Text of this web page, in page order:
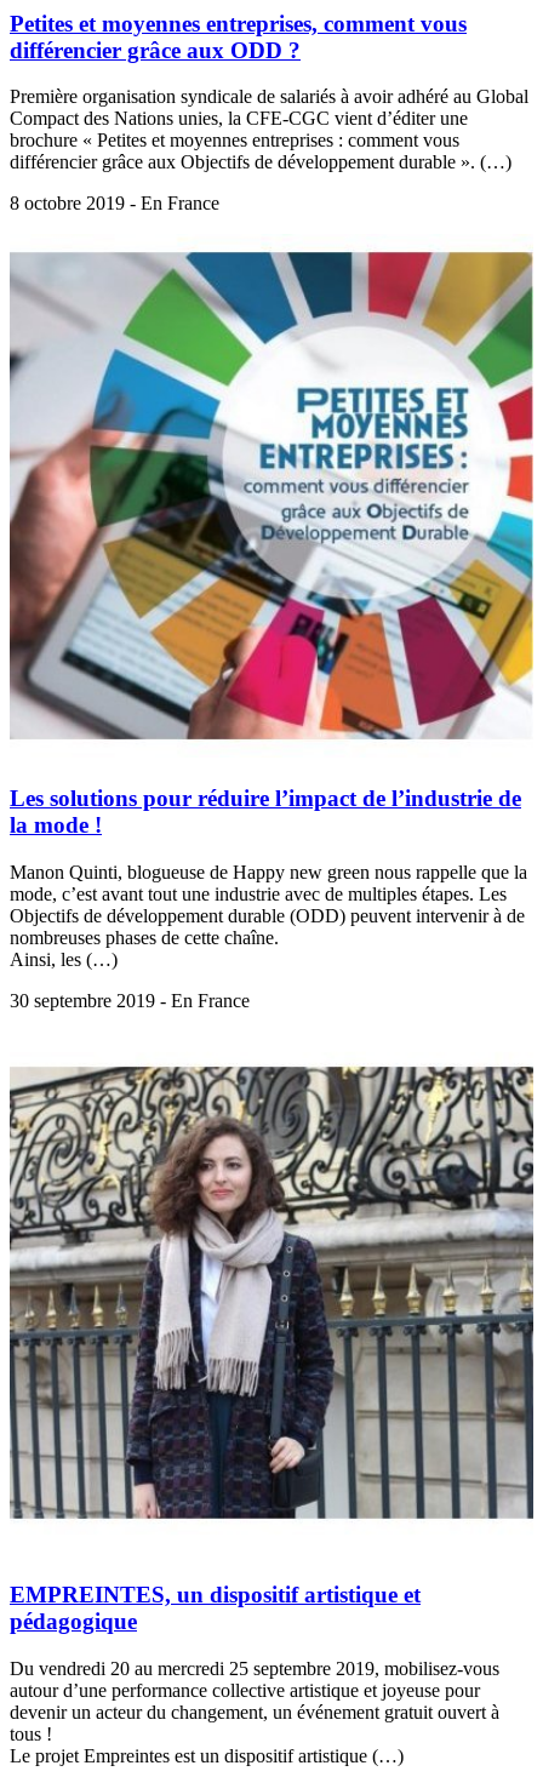
Petites et moyennes entreprises, comment vous
différencier grâce aux ODD ?
Première organisation syndicale de salariés à avoir adhéré au Global
Compact des Nations unies, la CFE-CGC vient d’éditer une
brochure « Petites et moyennes entreprises : comment vous
différencier grâce aux Objectifs de développement durable ». (…)
8 octobre 2019 - En France
Les solutions pour réduire l’impact de l’industrie de
la mode !
Manon Quinti, blogueuse de Happy new green nous rappelle que la
mode, c’est avant tout une industrie avec de multiples étapes. Les
Objectifs de développement durable (ODD) peuvent intervenir à de
nombreuses phases de cette chaîne.
Ainsi, les (…)
30 septembre 2019 - En France
EMPREINTES, un dispositif artistique et
pédagogique
Du vendredi 20 au mercredi 25 septembre 2019, mobilisez-vous
autour d’une performance collective artistique et joyeuse pour
devenir un acteur du changement, un événement gratuit ouvert à
tous !
Le projet Empreintes est un dispositif artistique (…)